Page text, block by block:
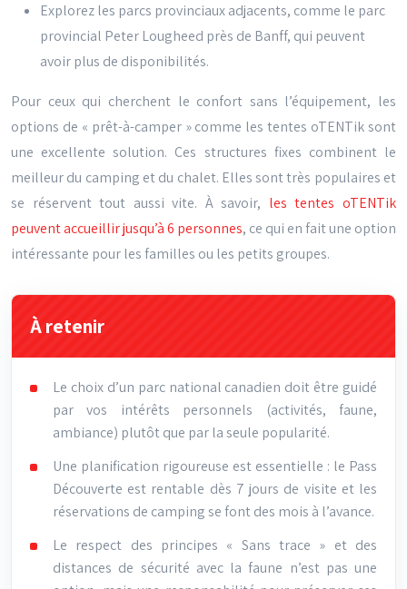
Explorez les parcs provinciaux adjacents, comme le parc
provincial Peter Lougheed près de Banff, qui peuvent
avoir plus de disponibilités.
Pour ceux qui cherchent le confort sans l’équipement, les
options de « prêt-à-camper » comme les tentes oTENTik sont
une excellente solution. Ces structures fixes combinent le
meilleur du camping et du chalet. Elles sont très populaires et
se réservent tout aussi vite. À savoir, les tentes oTENTik
peuvent accueillir jusqu’à 6 personnes, ce qui en fait une option
intéressante pour les familles ou les petits groupes.
À retenir
Le choix d’un parc national canadien doit être guidé
par vos intérêts personnels (activités, faune,
ambiance) plutôt que par la seule popularité.
Une planification rigoureuse est essentielle : le Pass
Découverte est rentable dès 7 jours de visite et les
réservations de camping se font des mois à l’avance.
Le respect des principes « Sans trace » et des
distances de sécurité avec la faune n’est pas une